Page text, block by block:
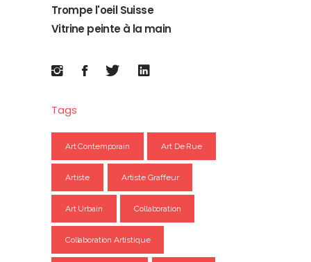
Trompe l'oeil Suisse
Vitrine peinte à la main
Tags
Art Contemporain Art De Rue
Artiste Artiste Graffeur
Art Urbain Collaboration
Collaboration Artistique